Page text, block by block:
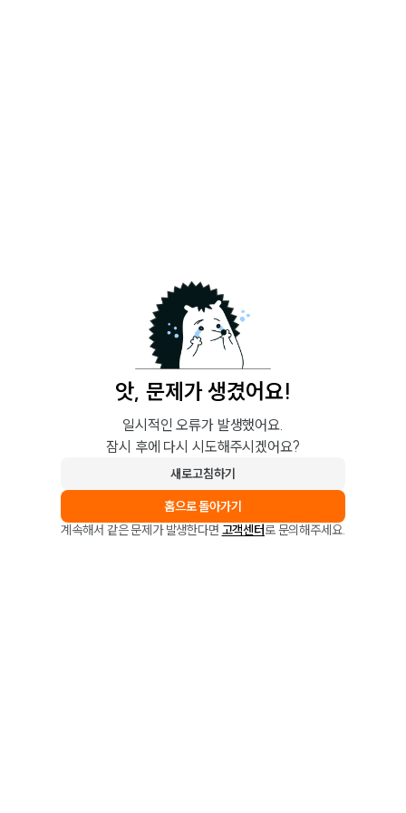
앗, 문제가 생겼어요!
일시적인 오류가 발생했어요.
잠시 후에 다시 시도해주시겠어요?
새로고침하기
홈으로 돌아가기
계속해서 같은 문제가 발생한다면 고객센터로 문의해주세요.